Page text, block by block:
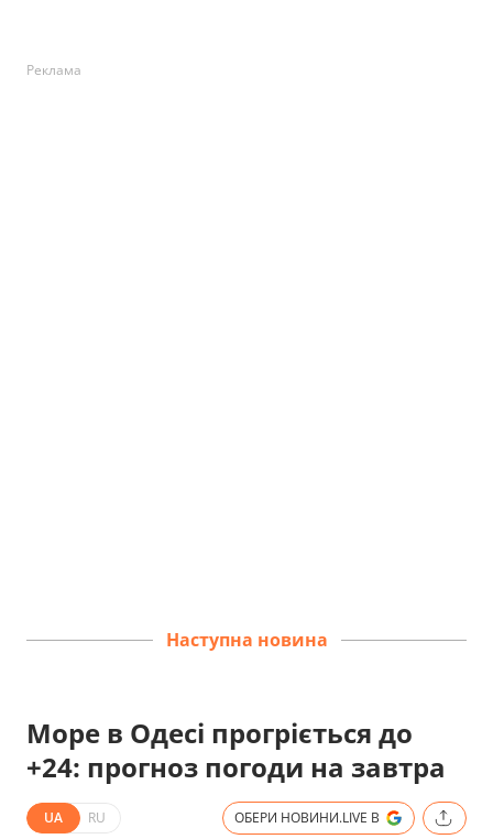
Реклама
Наступна новина
Море в Одесі прогріється до
+24: прогноз погоди на завтра
UA RU ОБЕРИ НОВИНИ.LIVE В